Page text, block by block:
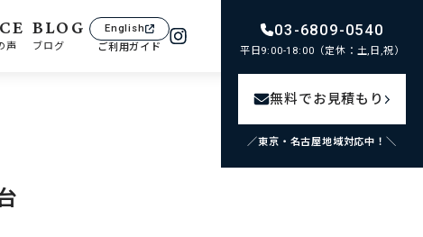
声
BLOG
ブログ
English
ご利用ガイド
03-6809-0540
平日9:00-18:00（定休：土,日,祝）
無料でお見積もり
／東京・名古屋地域対応中！＼